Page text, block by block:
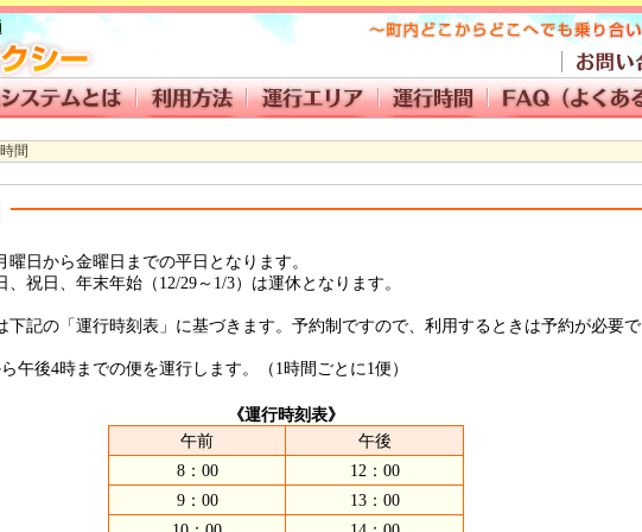
間
日から金曜日までの平日となります。
祝日、年末年始（12/29～1/3）は運休となります。
記の「運行時刻表」に基づきます。予約制ですので、利用するときは予約が必要で
午後4時までの便を運行します。（1時間ごとに1便）
《運行時刻表》
午前
午後
8：00
12：00
9：00
13：00